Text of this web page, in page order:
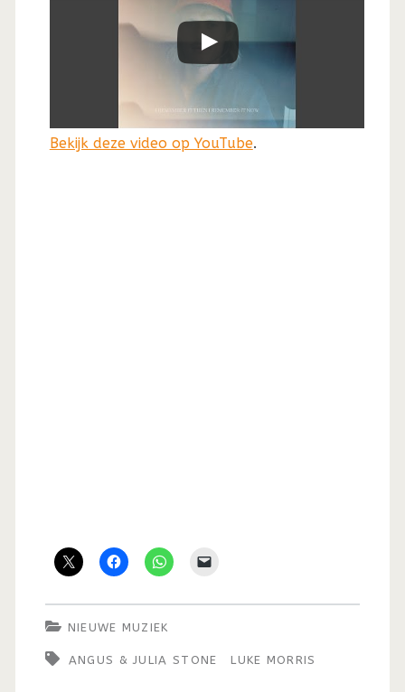
Bekijk deze video op YouTube.
NIEUWE MUZIEK
ANGUS & JULIA STONE LUKE MORRIS